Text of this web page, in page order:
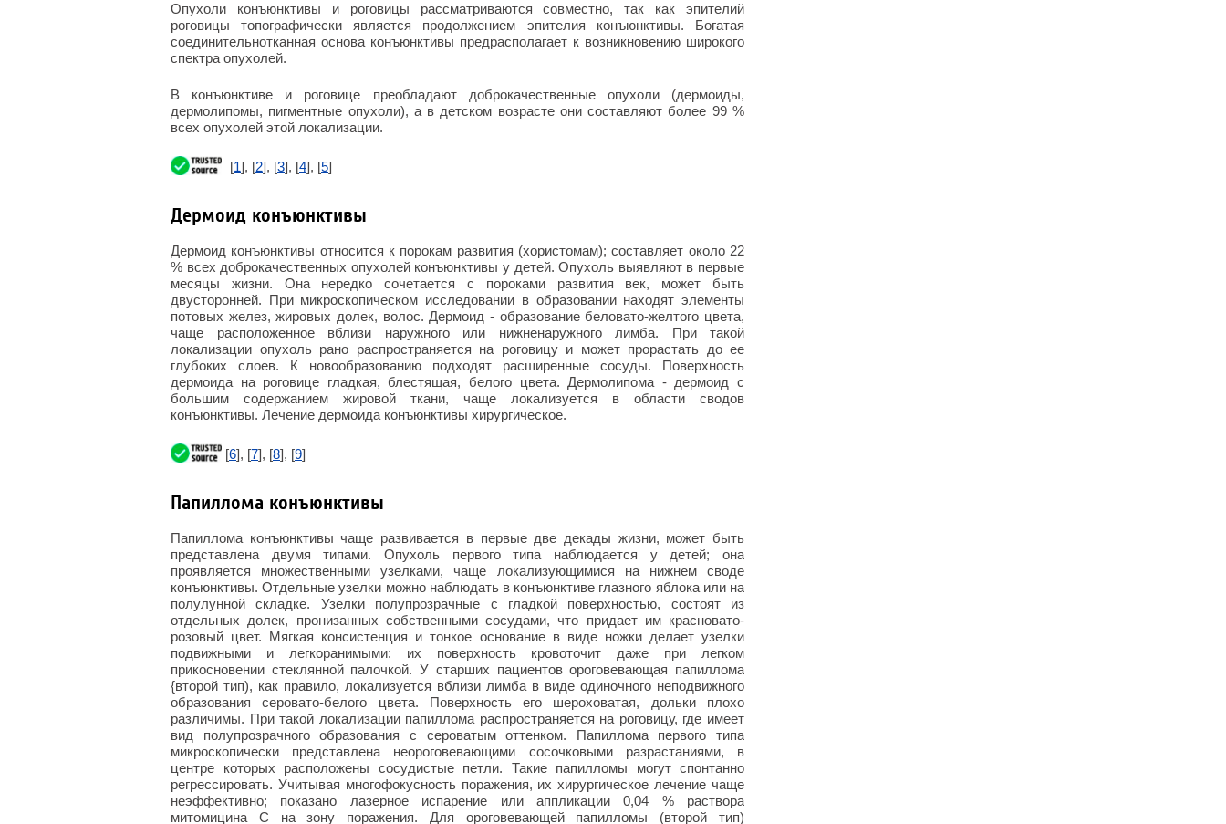
Опухоли конъюнктивы и роговицы рассматриваются совместно, так как эпителий
роговицы топографически является продолжением эпителия конъюнктивы. Богатая
соединительнотканная основа конъюнктивы предрасполагает к возникновению широкого
спектра опухолей.
В конъюнктиве и роговице преобладают доброкачественные опухоли (дермоиды,
дермолипомы, пигментные опухоли), а в детском возрасте они составляют более 99 %
всех опухолей этой локализации.
[1], [2], [3], [4], [5]
Дермоид конъюнктивы
Дермоид конъюнктивы относится к порокам развития (хористомам); составляет около 22
% всех доброкачественных опухолей конъюнктивы у детей. Опухоль выявляют в первые
месяцы жизни. Она нередко сочетается с пороками развития век, может быть
двусторонней. При микроскопическом исследовании в образовании находят элементы
потовых желез, жировых долек, волос. Дермоид - образование беловато-желтого цвета,
чаще расположенное вблизи наружного или нижненаружного лимба. При такой
локализации опухоль рано распространяется на роговицу и может прорастать до ее
глубоких слоев. К новообразованию подходят расширенные сосуды. Поверхность
дермоида на роговице гладкая, блестящая, белого цвета. Дермолипома - дермоид с
большим содержанием жировой ткани, чаще локализуется в области сводов
конъюнктивы. Лечение дермоида конъюнктивы хирургическое.
[6], [7], [8], [9]
Папиллома конъюнктивы
Папиллома конъюнктивы чаще развивается в первые две декады жизни, может быть
представлена двумя типами. Опухоль первого типа наблюдается у детей; она
проявляется множественными узелками, чаще локализующимися на нижнем своде
конъюнктивы. Отдельные узелки можно наблюдать в конъюнктиве глазного яблока или на
полулунной складке. Узелки полупрозрачные с гладкой поверхностью, состоят из
отдельных долек, пронизанных собственными сосудами, что придает им красновато-
розовый цвет. Мягкая консистенция и тонкое основание в виде ножки делает узелки
подвижными и легкоранимыми: их поверхность кровоточит даже при легком
прикосновении стеклянной палочкой. У старших пациентов ороговевающая папиллома
{второй тип), как правило, локализуется вблизи лимба в виде одиночного неподвижного
образования серовато-белого цвета. Поверхность его шероховатая, дольки плохо
различимы. При такой локализации папиллома распространяется на роговицу, где имеет
вид полупрозрачного образования с сероватым оттенком. Папиллома первого типа
микроскопически представлена неороговевающими сосочковыми разрастаниями, в
центре которых расположены сосудистые петли. Такие папилломы могут спонтанно
регрессировать. Учитывая многофокусность поражения, их хирургическое лечение чаще
неэффективно; показано лазерное испарение или аппликации 0,04 % раствора
митомицина С на зону поражения. Для ороговевающей папилломы (второй тип)